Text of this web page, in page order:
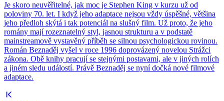
Je skoro neuvěřitelné, jak moc je Stephen King v kurzu už od
poloviny 70. let. I když jeho adaptace nejsou vždy úspěšné, většina
jeho předloh skýtá i tak potenciál na slušný film. Už proto, že jeho
romány mají rozeznatelný styl, jasnou strukturu a v podstatě
mainstreamově vystavěný příběh se silnou psychologickou rovinou.
Román Beznaděj vyšel v roce 1996 doprovázený novelou Strážci
zákona. Obě knihy pracují se stejnými postavami, ale v jiných rolích
a jiném sledu událostí. Právě Beznaděj se nyní dočká nové filmové
adaptace.